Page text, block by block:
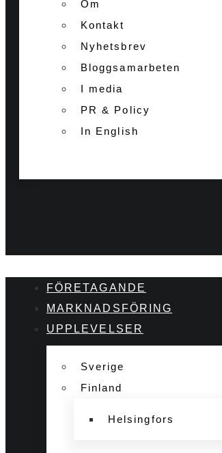
Om
Kontakt
Nyhetsbrev
Bloggsamarbeten
I media
PR & Policy
In English
FÖRETAGANDE
MARKNADSFÖRING
UPPLEVELSER
Sverige
Finland
Helsingfors